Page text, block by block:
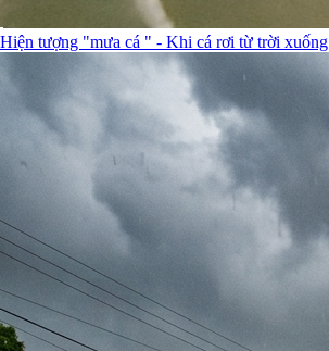
Hiện tượng "mưa cá " - Khi cá rơi từ trời xuống